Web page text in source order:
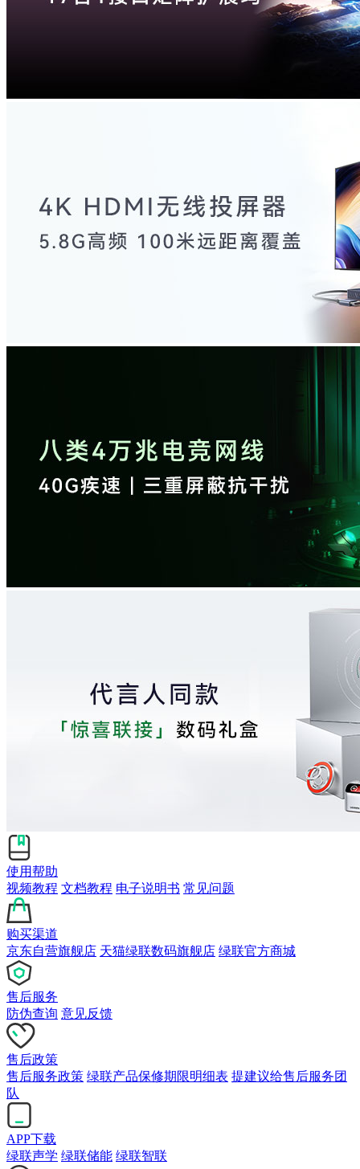
使用帮助
视频教程 文档教程 电子说明书 常见问题
购买渠道
京东自营旗舰店 天猫绿联数码旗舰店 绿联官方商城
售后服务
防伪查询 意见反馈
售后政策
售后服务政策 绿联产品保修期限明细表 提建议给售后服务团
队
APP下载
绿联声学 绿联储能 绿联智联